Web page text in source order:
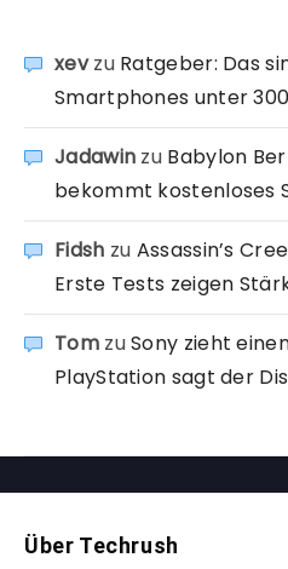
xevzu Ratgeber: Das
Smartphones unter
Jadawin zu Babylon
bekommt kostenloses
Fidsh zu Assassin’s
Erste Tests zeigen
TomzuSony zieht
PlayStation sagt der
Über Techrush